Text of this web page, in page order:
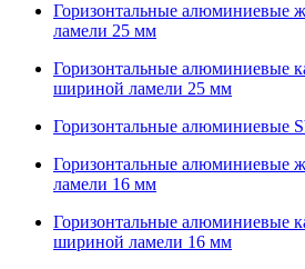
Горизонтальные алюминиевые
ламели 25 мм
Горизонтальные алюминиевые
шириной ламели 25 мм
Горизонтальные алюминиевые
Горизонтальные алюминиевые
ламели 16 мм
Горизонтальные алюминиевые
шириной ламели 16 мм